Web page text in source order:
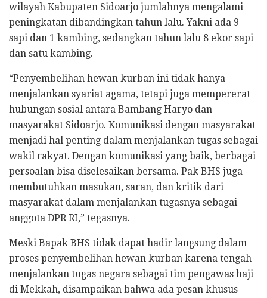
wilayah Kabupaten Sidoarjo jumlahnya mengalami
peningkatan dibandingkan tahun lalu. Yakni ada 9
sapi dan 1 kambing, sedangkan tahun lalu 8 ekor sapi
dan satu kambing.
“Penyembelihan hewan kurban ini tidak hanya
menjalankan syariat agama, tetapi juga mempererat
hubungan sosial antara Bambang Haryo dan
masyarakat Sidoarjo. Komunikasi dengan masyarakat
menjadi hal penting dalam menjalankan tugas sebagai
wakil rakyat. Dengan komunikasi yang baik, berbagai
persoalan bisa diselesaikan bersama. Pak BHS juga
membutuhkan masukan, saran, dan kritik dari
masyarakat dalam menjalankan tugasnya sebagai
anggota DPR RI,” tegasnya.
Meski Bapak BHS tidak dapat hadir langsung dalam
proses penyembelihan hewan kurban karena tengah
menjalankan tugas negara sebagai tim pengawas haji
di Mekkah, disampaikan bahwa ada pesan khusus